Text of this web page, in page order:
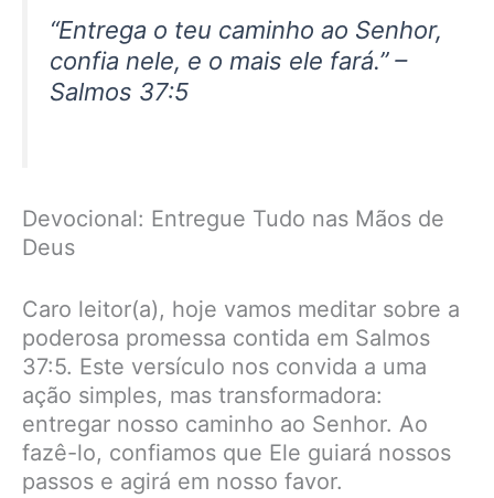
“Entrega o teu caminho ao Senhor,
confia nele, e o mais ele fará.”–
Salmos 37:5
Devocional: Entregue Tudo nas Mãos de
Deus
Caro leitor(a), hoje vamos meditar sobre a
poderosa promessa contida em Salmos
37:5. Este versículo nos convida a uma
ação simples, mas transformadora:
entregar nosso caminho ao Senhor. Ao
fazê-lo, confiamos que Ele guiará nossos
passos e agirá em nosso favor.